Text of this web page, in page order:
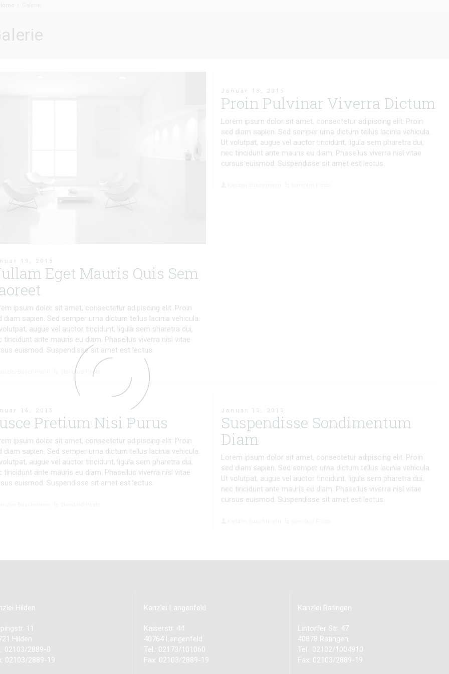
19, 2015
Eget Mauris Quis Sem
ipsum dolor sit amet, consectetur adipiscing elit. Proin
diam sapien. Sed semper urna dictum tellus lacinia vehicula.
augue vel auctor tincidunt, ligula sem pharetra dui,
tincidunt ante mauris eu diam. Phasellus viverra nisl vitae
euismod. Suspendisse sit amet est lectus.
Standard Posts
Januar 18, 2015
Proin Pulvinar Viverra Dictum
Lorem ipsum dolor sit amet, consectetur adipiscing elit. Proin
sed diam sapien. Sed semper urna dictum tellus lacinia vehicula.
Ut volutpat, augue vel auctor tincidunt, ligula sem pharetra dui,
nec tincidunt ante mauris eu diam. Phasellus viverra nisl vitae
cursus euismod. Suspendisse sit amet est lectus.
16, 2015
Pretium Nisi Purus
ipsum dolor sit amet, consectetur adipiscing elit. Proin
diam sapien. Sed semper urna dictum tellus lacinia vehicula.
augue vel auctor tincidunt, ligula sem pharetra dui,
tincidunt ante mauris eu diam. Phasellus viverra nisl vitae
euismod. Suspendisse sit amet est lectus.
Januar 15, 2015
Suspendisse Sondimentum
Diam
Lorem ipsum dolor sit amet, consectetur adipiscing elit. Proin
sed diam sapien. Sed semper urna dictum tellus lacinia vehicula.
Ut volutpat, augue vel auctor tincidunt, ligula sem pharetra dui,
nec tincidunt ante mauris eu diam. Phasellus viverra nisl vitae
cursus euismod. Suspendisse sit amet est lectus.
Hilden
11
Hilden
02103/2889-0
02103/2889-19
Kanzlei Langenfeld
Kaiserstr. 44
40764 Langenfeld
Tel.: 02173/101060
Fax: 02103/2889-19
Kanzlei Ratingen
Lintorfer Str. 47
40878 Ratingen
Tel.: 02102/1004910
Fax: 02103/2889-19